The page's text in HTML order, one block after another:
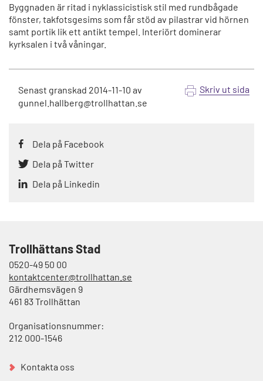
Byggnaden är ritad i nyklassicistisk stil med rundbågade
fönster, takfotsgesims som får stöd av pilastrar vid hörnen
samt portik lik ett antikt tempel. Interiört dominerar
kyrksalen i två våningar.
Senast granskad 2014-11-10 av
gunnel.hallberg@trollhattan.se
Skriv ut sida
Dela på Facebook
Dela på Twitter
Dela på Linkedin
Trollhättans Stad
0520-49 50 00
kontaktcenter@trollhattan.se
Gärdhemsvägen 9
461 83 Trollhättan
Organisationsnummer:
212 000-1546
Kontakta oss